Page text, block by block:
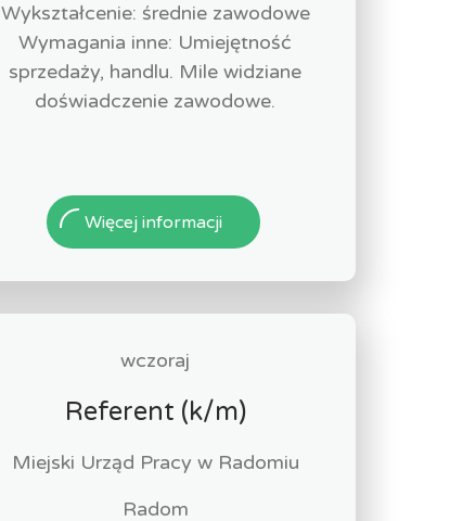
Wykształcenie: średnie zawodowe
Wymagania inne: Umiejętność
sprzedaży, handlu. Mile widziane
doświadczenie zawodowe.
Więcej informacji
wczoraj
Referent (k/m)
Miejski Urząd Pracy w Radomiu
Radom